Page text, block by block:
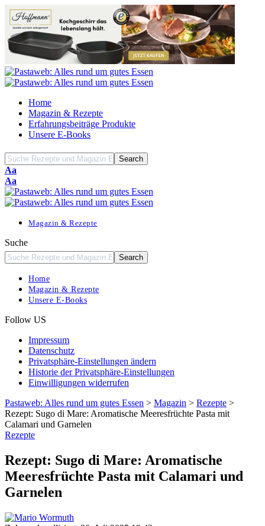
Home
Magazin & Rezepte
Erfahrungsbeiträge Produkte
Unsere E-Books
Font
Resizer
Aa
Font
Resizer
Aa
Magazin & Rezepte
Suche
Home
Magazin & Rezepte
Unsere E-Books
Follow US
Impressum
Datenschutz
Privatsphäre-Einstellungen ändern
Historie der Privatsphäre-Einstellungen
Einwilligungen widerrufen
Pastaweb: Alles rund um gutes Essen > Magazin > Rezepte >
Rezept: Sugo di Mare: Aromatische Meeresfrüchte Pasta mit
Calamari und Garnelen
Rezepte
Rezept: Sugo di Mare: Aromatische
Meeresfrüchte Pasta mit Calamari und
Garnelen